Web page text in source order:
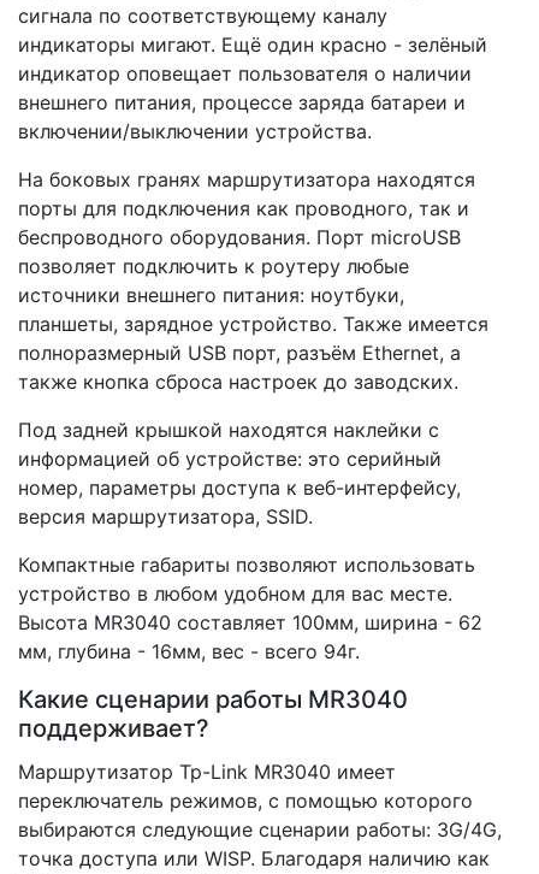
сигнала по соответствующему каналу
индикаторы мигают. Ещё один красно - зелёный
индикатор оповещает пользователя о наличии
внешнего питания, процессе заряда батареи и
включении/выключении устройства.
На боковых гранях маршрутизатора находятся
порты для подключения как проводного, так и
беспроводного оборудования. Порт microUSB
позволяет подключить к роутеру любые
источники внешнего питания: ноутбуки,
планшеты, зарядное устройство. Также имеется
полноразмерный USB порт, разъём Ethernet, а
также кнопка сброса настроек до заводских.
Под задней крышкой находятся наклейки с
информацией об устройстве: это серийный
номер, параметры доступа к веб-интерфейсу,
версия маршрутизатора, SSID.
Компактные габариты позволяют использовать
устройство в любом удобном для вас месте.
Высота MR3040 составляет 100мм, ширина - 62
мм, глубина - 16мм, вес - всего 94г.
Какие сценарии работы MR3040
поддерживает?
Маршрутизатор Tp-Link MR3040 имеет
переключатель режимов, с помощью которого
выбираются следующие сценарии работы: 3G/4G,
точка доступа или WISP. Благодаря наличию как